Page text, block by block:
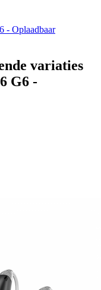
- Oplaadbaar
variaties
G6 -